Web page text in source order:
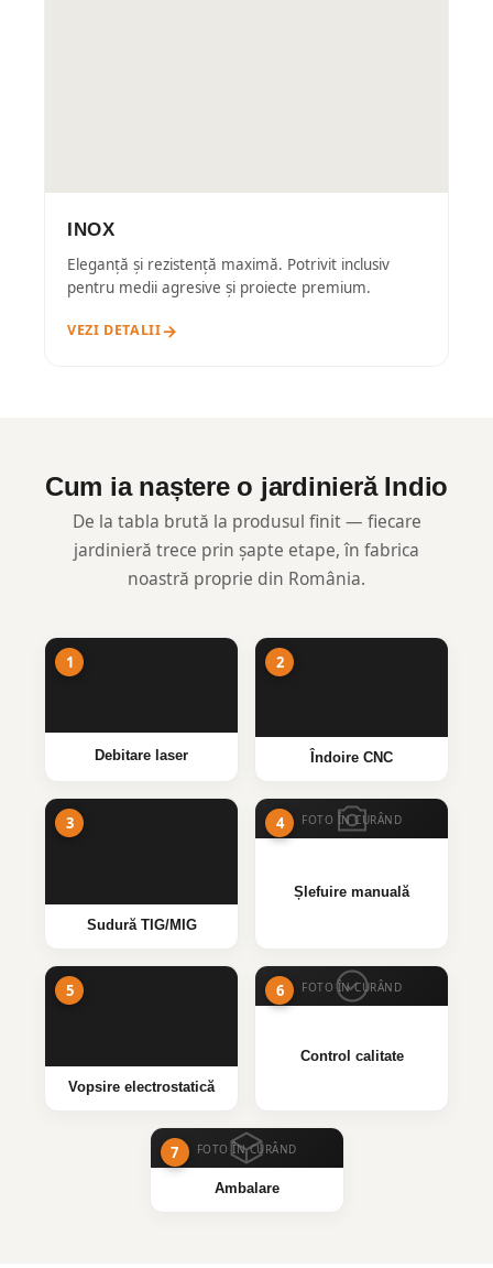
INOX
Eleganță și rezistență maximă. Potrivit inclusiv
pentru medii agresive și proiecte premium.
VEZI DETALII
Cum ia naștere o jardinieră Indio
De la tabla brută la produsul finit — fiecare
jardinieră trece prin șapte etape, în fabrica
noastră proprie din România.
Debitare laser Îndoire CNC
Sudură TIG/MIG
FOTO ÎN CURÂND
Șlefuire manuală
Vopsire electrostatică
FOTO ÎN CURÂND
Control calitate
FOTO ÎN CURÂND
Ambalare